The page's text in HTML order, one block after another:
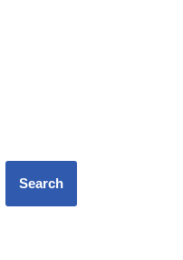
Search